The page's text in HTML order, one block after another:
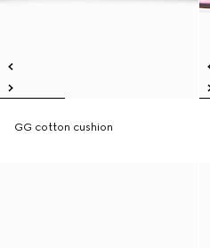
GG cotton cushion